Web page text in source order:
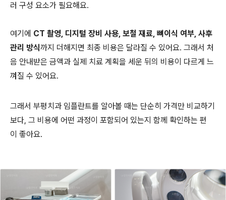
러 구성 요소가 필요해요.
여기에 CT 촬영, 디지털 장비 사용, 보철 재료, 뼈이식 여부, 사후
관리 방식까지 더해지면 최종 비용은 달라질 수 있어요. 그래서 처
음 안내받은 금액과 실제 치료 계획을 세운 뒤의 비용이 다르게 느
껴질 수 있어요.
그래서 부평치과 임플란트를 알아볼 때는 단순히 가격만 비교하기
보다, 그 비용에 어떤 과정이 포함되어 있는지 함께 확인하는 편
이 좋아요.